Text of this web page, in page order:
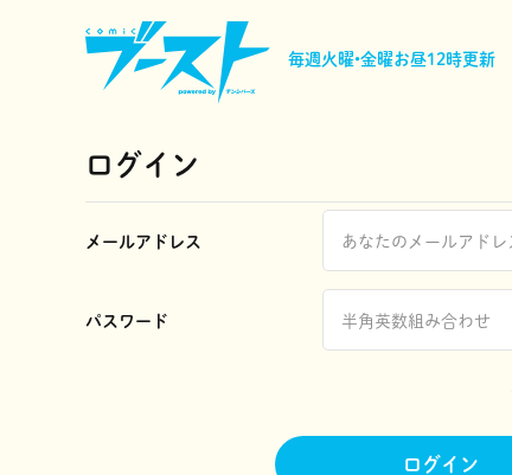
毎週火曜•金曜お昼12時更新
ログイン
メールアドレス
パスワード
ログイン